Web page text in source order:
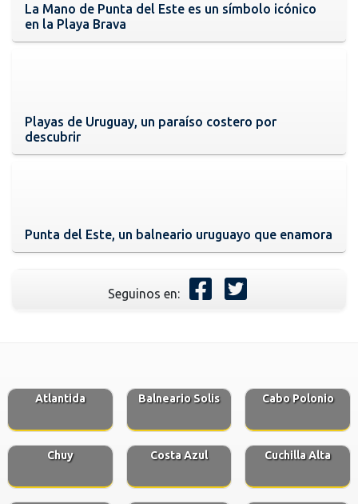
La Mano de Punta del Este es un símbolo icónico
en la Playa Brava
Playas de Uruguay, un paraíso costero por
descubrir
Punta del Este, un balneario uruguayo que enamora
Seguinos en:
Atlantida Balneario Solis Cabo Polonio
Chuy Costa Azul Cuchilla Alta